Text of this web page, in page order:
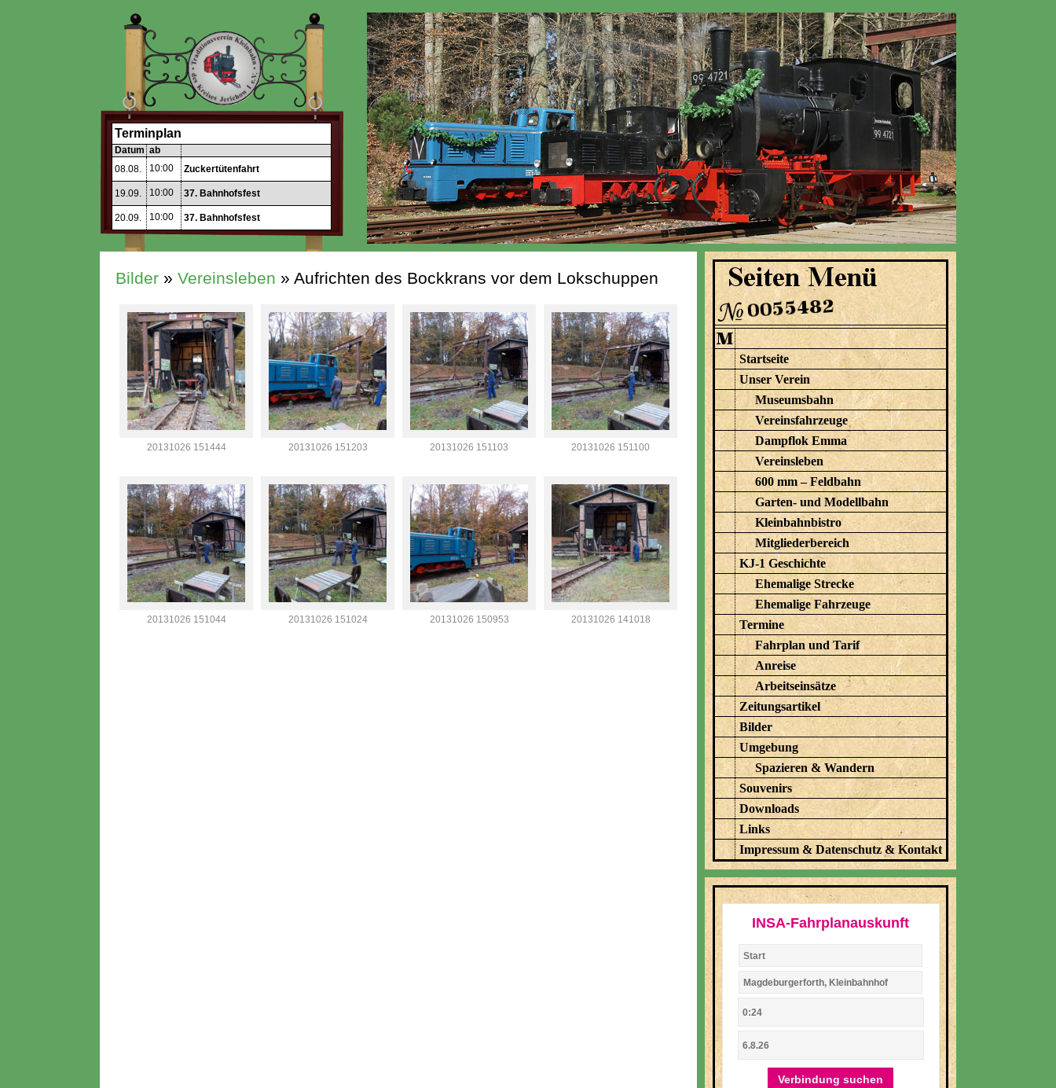
Terminplan
Datum ab
08.08.
10:00 Zuckertütenfahrt
19.09. 10:00 37. Bahnhofsfest
20.09. 10:00 37. Bahnhofsfest
Bilder » Vereinsleben » Aufrichten des Bockkrans vor dem Lokschuppen
20131026 151444 20131026 151203 20131026 151103 20131026 151100
20131026 151044 20131026 151024 20131026 150953 20131026 141018
Startseite
Unser Verein
Museumsbahn
Vereinsfahrzeuge
Dampflok Emma
Vereinsleben
600 mm – Feldbahn
Garten- und Modellbahn
Kleinbahnbistro
Mitgliederbereich
KJ-1 Geschichte
Ehemalige Strecke
Ehemalige Fahrzeuge
Termine
Fahrplan und Tarif
Anreise
Arbeitseinsätze
Zeitungsartikel
Bilder
Umgebung
Spazieren & Wandern
Souvenirs
Downloads
Links
Impressum & Datenschutz & Kontakt
INSA-Fahrplanauskunft
Verbindung suchen